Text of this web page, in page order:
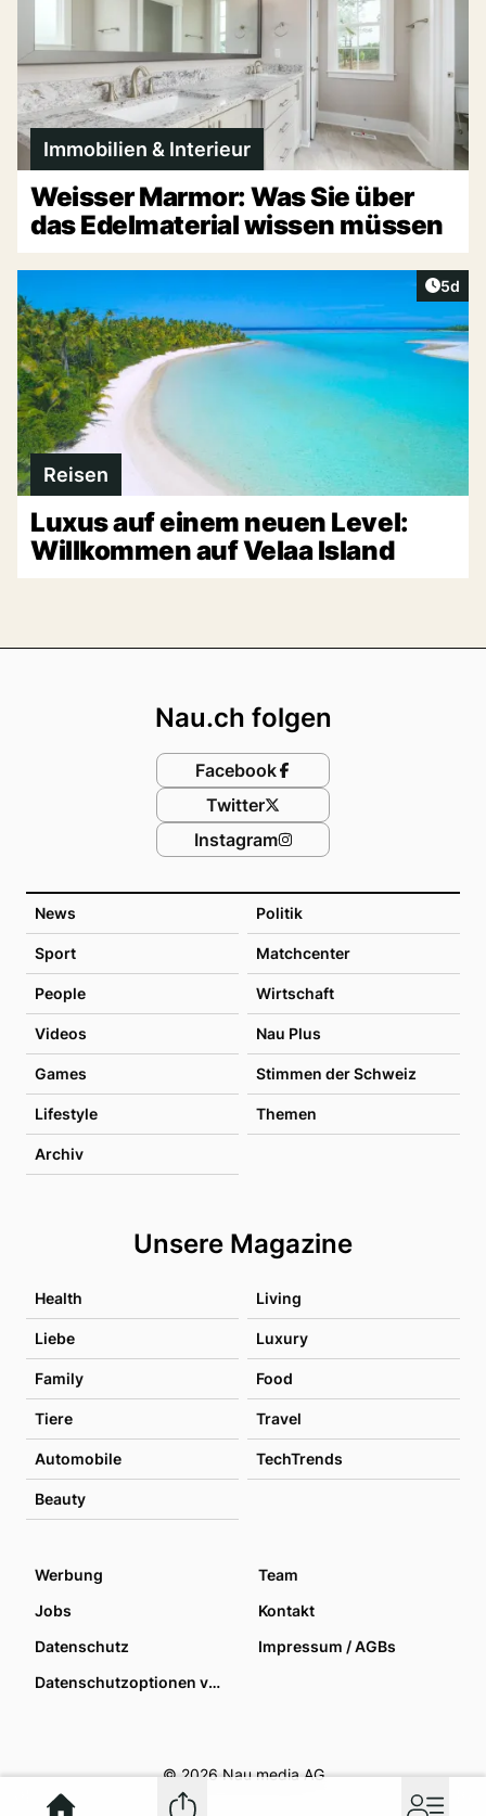
Immobilien & Interieur
Weisser Marmor: Was Sie über
das Edelmaterial wissen müssen
5d
Reisen
Luxus auf einem neuen Level:
Willkommen auf Velaa Island
News Politik
Sport Matchcenter
People Wirtschaft
Videos Nau Plus
Games Stimmen der Schweiz
Lifestyle Themen
Archiv
Unsere Magazine
Health Living
Liebe Luxury
Family Food
Tiere Travel
Automobile TechTrends
Beauty
Nau.ch folgen
Facebook
Twitter
Instagram
Werbung
Team
Jobs
Kontakt
Datenschutz
Impressum / AGBs
Datenschutzoptionen verwalten
© 2026 Nau media AG